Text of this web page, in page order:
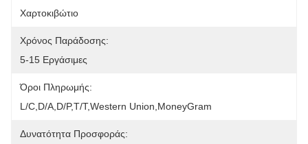
Χαρτοκιβώτιο
Χρόνος Παράδοσης:
5-15 Εργάσιμες
Όροι Πληρωμής:
L/C,D/A,D/P,T/T,Western Union,MoneyGram
Δυνατότητα Προσφοράς: